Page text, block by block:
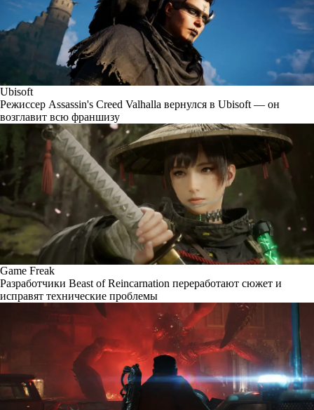
Ubisoft
Режиссер Assassin's Creed Valhalla вернулся в Ubisoft — он
возглавит всю франшизу
Game Freak
Разработчики Beast of Reincarnation переработают сюжет и
исправят технические проблемы